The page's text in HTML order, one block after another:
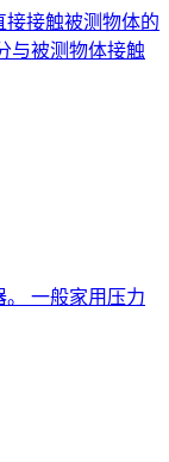
接接触被测物体的
与被测物体接触
一般家用压力